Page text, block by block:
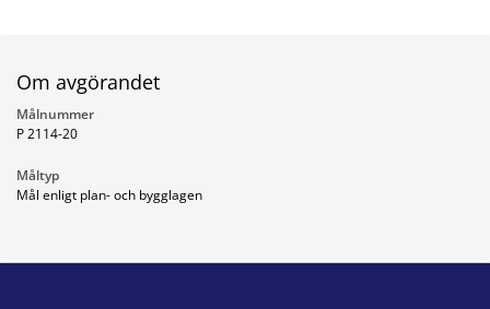
Om avgörandet
Målnummer
P 2114-20
Måltyp
Mål enligt plan- och bygglagen